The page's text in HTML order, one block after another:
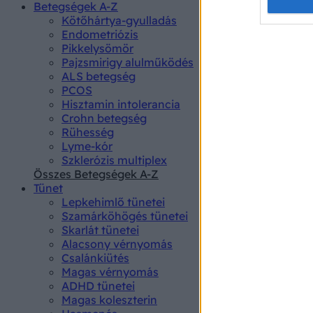
Betegségek A-Z
Kötőhártya-gyulladás
Endometriózis
Pikkelysömör
Pajzsmirigy alulműködés
ALS betegség
PCOS
Hisztamin intolerancia
Crohn betegség
Rühesség
Lyme-kór
Szklerózis multiplex
Összes Betegségek A-Z
Tünet
Lepkehimlő tünetei
Szamárköhögés tünetei
Skarlát tünetei
Alacsony vérnyomás
Csalánkiütés
Magas vérnyomás
ADHD tünetei
Magas koleszterin